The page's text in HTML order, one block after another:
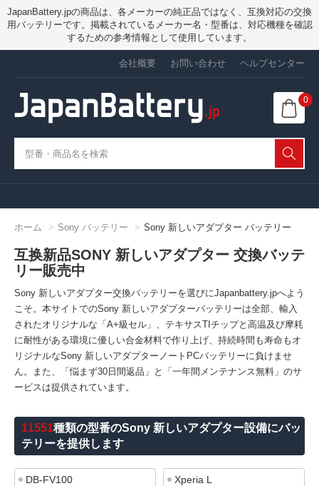
JapanBattery.jpの商品は、各メーカーの純正品ではなく、互換対応の交換
用バッテリーです。掲載されているメーカー名・型番は、対応機種を確認
するための参考情報として使用しています。
会社概要 お問い合わせ ヘルプセンター
0
ホーム Sony バッテリー Sony 新しいアダプター バッテリー
互换新品SONY 新しいアダプター 交換バッテ
リー販売中
Sony 新しいアダプター交換バッテリーを選びにJapanbattery.jpへよう
こそ。本サイトでのSony 新しいアダプターバッテリーは全部、輸入
されたオリジナルな「A+級セル」、テキサスTIチップと高温及び摩耗
に耐性がある環境に優しい合金材料で作り上げ、持続時間も寿命もオ
リジナルなSony 新しいアダプターノートPCバッテリーに負けませ
ん。また、「悩まず30日間返品」と「一年間メンテナンス無料」のサ
ービスは提供されています。
11551種類の型番のSony 新しいアダプター設備にバッ
テリーを提供します
DB-FV100 Xperia L